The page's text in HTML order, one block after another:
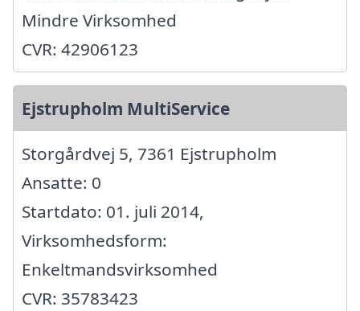
Mindre Virksomhed
CVR: 42906123
Ejstrupholm MultiService
Storgårdvej 5, 7361 Ejstrupholm
Ansatte: 0
Startdato: 01. juli 2014,
Virksomhedsform:
Enkeltmandsvirksomhed
CVR: 35783423